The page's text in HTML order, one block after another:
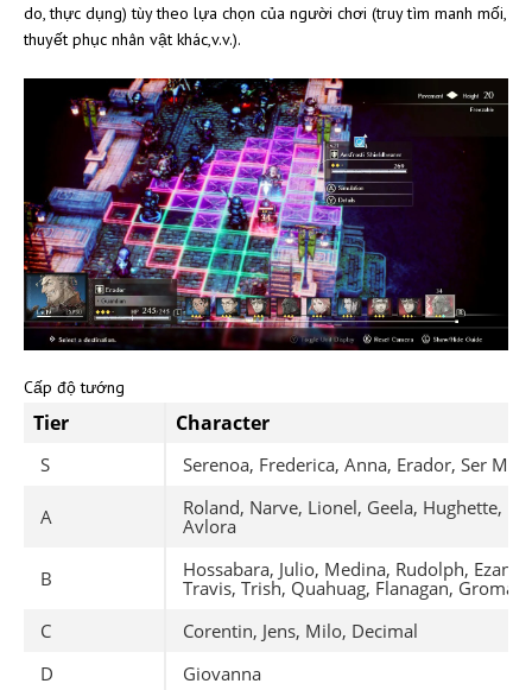
do, thực dụng) tùy theo lựa chọn của người chơi (truy tìm manh mối,
thuyết phục nhân vật khác,v.v.).
Cấp độ tướng
Tier Character
S Serenoa, Frederica, Anna, Erador, Ser
A
Roland, Narve, Lionel, Geela, Hughette,
Avlora
B
Hossabara, Julio, Medina, Rudolph,
Travis, Trish, Quahuag, Flanagan, Groma
C
Corentin, Jens, Milo, Decimal
D
Giovanna